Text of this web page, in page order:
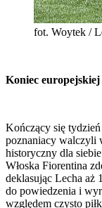
fot. Woytek /
Koniec
Kończący się
poznaniacy walczyli
historyczny dla
Włoska Fiorentina
deklasując Lecha aż
do powiedzenia i
względem czysto